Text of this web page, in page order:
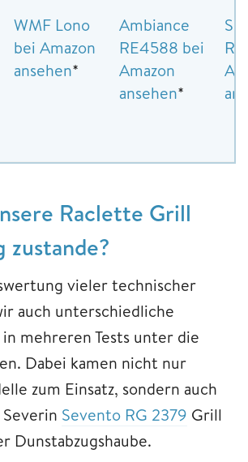
WMF Lono
bei Amazon
ansehen*
Ambiance
RE4588 bei
Amazon
ansehen*
Raclette Grill
zustande?
vieler technischer
auch unterschiedliche
mehreren Tests unter die
Dabei kamen nicht nur
zum Einsatz, sondern auch
Sevento RG 2379 Grill